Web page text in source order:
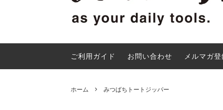
みつばちトートジッパー
みつばちトートについて
ご利用ガイド お問い合わせ メルマガ
ホーム みつばちトートジッパー